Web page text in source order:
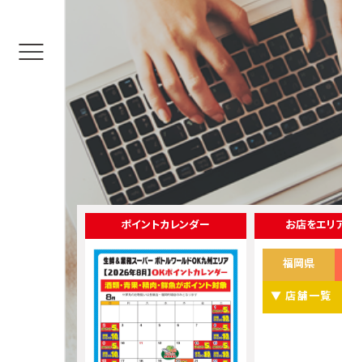
ポイントカレンダー お店をエリ
福岡県
▼ 店舗一覧